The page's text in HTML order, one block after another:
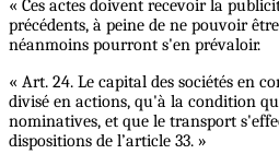
« Ces actes doivent recevoir la
précédents, à peine de ne pouvoir
néanmoins pourront s'en prévaloir.
« Art. 24. Le capital des sociétés en
divisé en actions, qu'à la condition
nominatives, et que le transport
dispositions de l’article 33. »